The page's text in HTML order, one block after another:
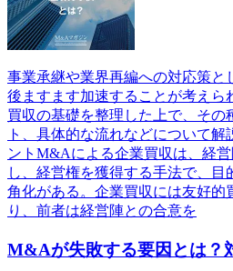
事業承継や業界再編への対応策と
後ますます加速することが考えら
買収の基礎を整理した上で、その
ト、具体的な流れなどについて
ントM&Aによる企業買収は、経
し、経営権を獲得する手法で、目
角化がある。企業買収には友好的
り、前者は経営陣との合意を
M&Aが失敗する要因とは？